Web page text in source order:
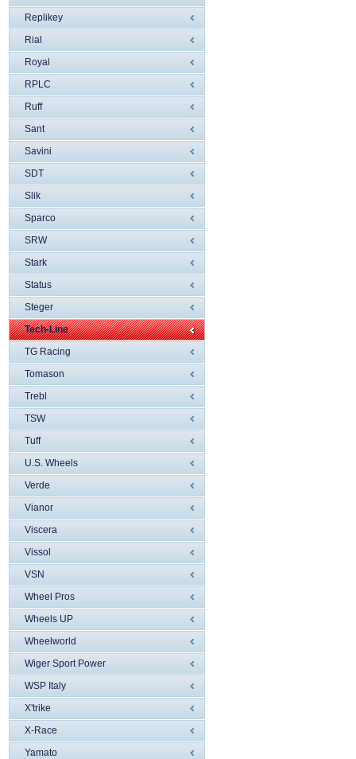
Replikey
Rial
Royal
RPLC
Ruff
Sant
Savini
SDT
Slik
Sparco
SRW
Stark
Status
Steger
Tech-Line
TG Racing
Tomason
Trebl
TSW
Tuff
U.S. Wheels
Verde
Vianor
Viscera
Vissol
VSN
Wheel Pros
Wheels UP
Wheelworld
Wiger Sport Power
WSP Italy
X'trike
X-Race
Yamato